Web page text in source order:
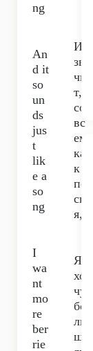
ng
An
d it
so
un
ds
jus
t
lik
e a
so
ng
И
зву
чи
т,
со
вс
ем
ка
к
пе
сн
я,
I
wa
nt
mo
re
ber
rie
Я
хо
чу
бо
ль
ше